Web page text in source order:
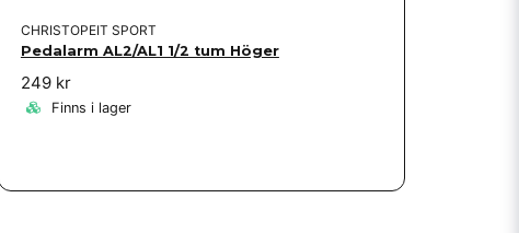
CHRISTOPEIT SPORT
Pedalarm AL2/AL1 1/2 tum Höger
249 kr
Finns i lager